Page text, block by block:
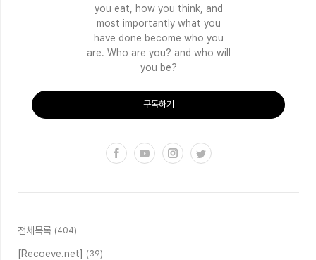
you eat, how you think, and
most importantly what you
have done become who you
are. Who are you? and who will
you be?
구독하기
전체목록 (404)
[Recoeve.net] (39)